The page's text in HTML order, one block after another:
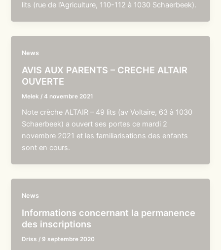
lits (rue de l’Agriculture, 110-112 à 1030 Schaerbeek).
News
AVIS AUX PARENTS – CRECHE ALTAIR
OUVERTE
Melek /4 novembre 2021
Note crèche ALTAIR – 49 lits (av Voltaire, 63 à 1030
Schaerbeek) a ouvert ses portes ce mardi 2
novembre 2021 et les familiarisations des enfants
sont en cours.
News
Informations concernant la permanence
des inscriptions
Driss / 9 septembre 2020